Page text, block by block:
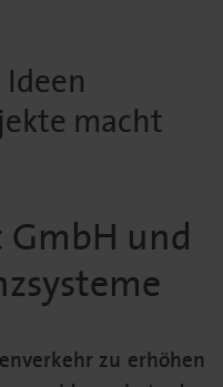
macht
und
zu erhöhen